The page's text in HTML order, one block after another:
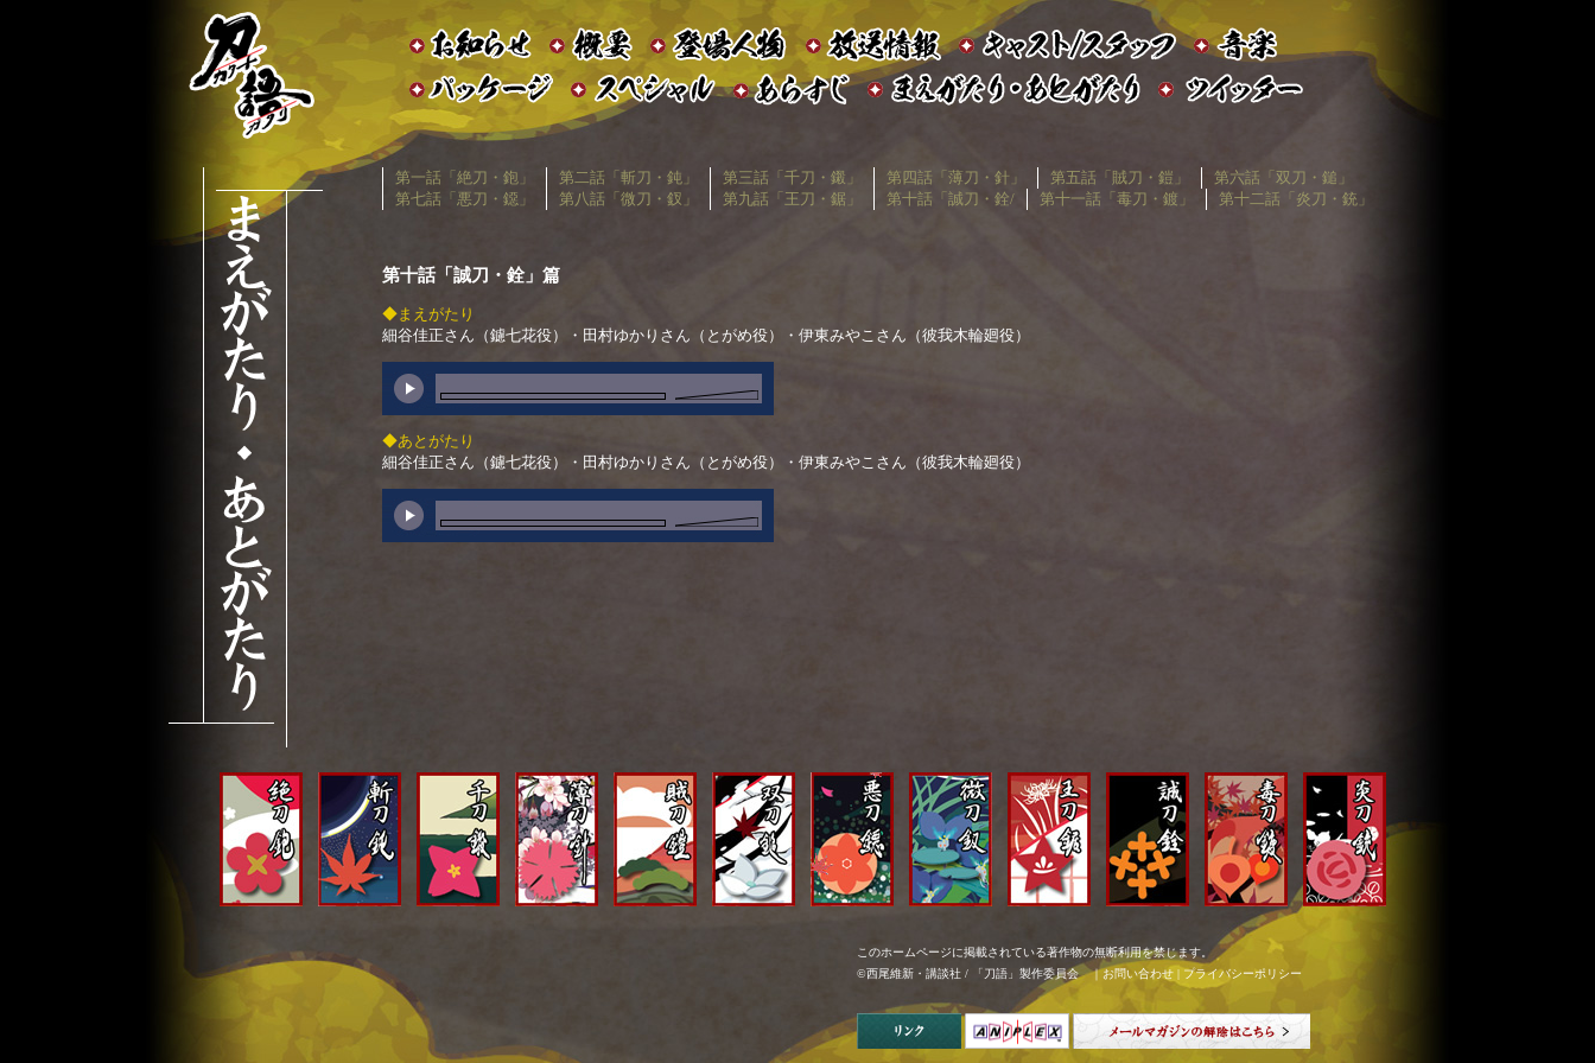
第一話「絶刀・鉋」 第二話「斬刀・鈍」 第三話「千刀・鎩」 第四話「薄刀・針」 第五話「賊刀・鎧」
第六話「双刀・鎚」
第七話「悪刀・鐚」
第八話「微刀・釵」 第九話「王刀・鋸」 第十話「誠刀・銓/ 第十一話「毒刀・鍍」 第十二話「炎刀・銃」
第十話「誠刀・銓」篇
◆まえがたり
細谷佳正さん（鑢七花役）・田村ゆかりさん（とがめ役）・伊東みやこさん（彼我木輪廻役）
◆あとがたり
細谷佳正さん（鑢七花役）・田村ゆかりさん（とがめ役）・伊東みやこさん（彼我木輪廻役）
このホームページに掲載されている著作物の無断利用を禁じます。
©西尾維新・講談社 / 「刀語」製作委員会 ｜お問い合わせ | プライバシーポリシー